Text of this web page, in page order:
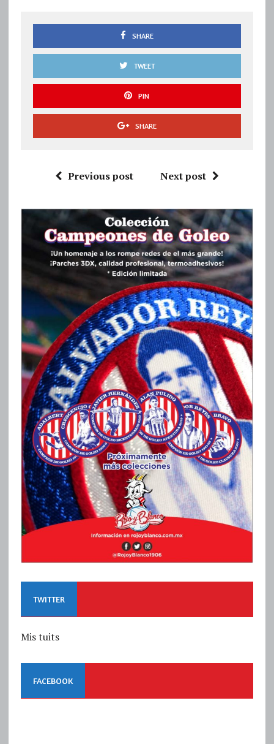
SHARE
TWEET
PIN
SHARE
Previous post Next post
TWITTER
Mis tuits
FACEBOOK